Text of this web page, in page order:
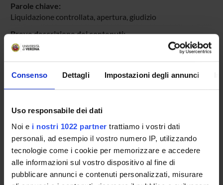
Consenso Dettagli Impostazioni degli annunci
Uso responsabile dei dati
Noi e i nostri 1022 partner trattiamo i vostri dati
personali, ad esempio il vostro numero IP, utilizzando
tecnologie come i cookie per memorizzare e accedere
alle informazioni sul vostro dispositivo al fine di
pubblicare annunci e contenuti personalizzati, misurare
Parole chiave:
Liquidazione controllata, apertura, giudizio
Breve descrizione dei contenuti:
Il contributo analizza il giudizio di apertura della procedura
di liquidazione controllata del sovraindebitato
Id prodotto:
11562/1193472
ultima modifica:
23 maggio 2026
Citazione bibliografica:
Baroncini, Valentina, Apertura della liquidazione
controllata Codice della crisi d'impresa e dell'insolvenza